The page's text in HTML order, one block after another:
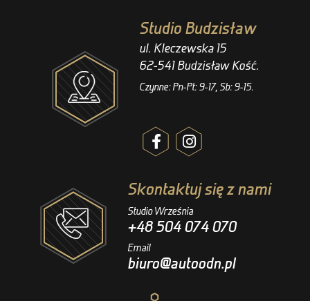
Studio Budzisław
ul. Kleczewska 15
62-541 Budzisław Kość.
Czynne: Pn-Pt: 9-17, Sb: 9-15.
Skontaktuj się z nami
Studio Września
+48 504 074 070
Email
biuro@autoodn.pl